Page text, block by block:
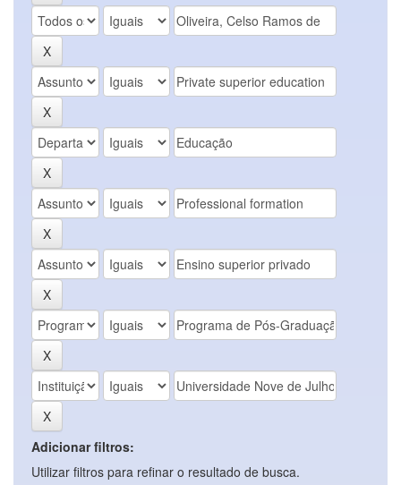
Adicionar filtros:
Utilizar filtros para refinar o resultado de busca.